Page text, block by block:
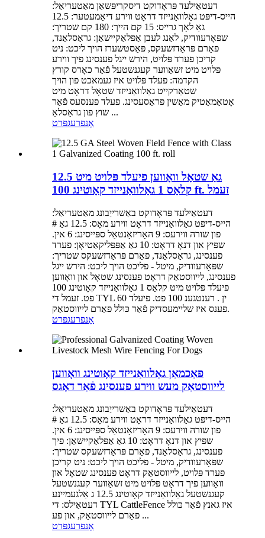
דעטאַילעד פּראָדוקט דיסקריפּשאַן מאַטעריאַל:
הייס-דיפּט גאַלוואַנייזד דראָט ווירע דיאַמעטער: 12.5
גאַ לאָך גרייס: 15 קם הייך: 180 קם שטריך:
שפּאָרעוודיק, לאַנג לעבן אַפּלאַקיישאַן: גראַסלאַנד,
פאַרם פּראַדזשעקס, פּאַסטשערז הויך ליכט: ניט
קריכן פערד פּלויט, הירש ייגל פענסינג פיך ווירע
פּלויט מיט זשאַווער קעגנשטעל פֿאַר כאָרס קורץ
הקדמה: פעלד פּלויט איז געמאכט פון הויך
שטאַרקייט גאַלוואַנייזד שטאָל דראָט מיט
אָטאַמאַטיק מאַשין פּראַסעסינג. פעלד פענסעס פֿאַר
שוץ פון גראַסלאַ ...
אָנפרעגפּרט
12.5 גאַ שטאָל וואָווען פיעלד פּלויט מיט
קלאַס 1 גאַלוואַנייזד קאָוטינג 100 ft. זעמל
דעטאַילעד פּראָדוקט באַשרייַבונג מאַטעריאַל:
הייס-דיפּט גאַלוואַנייזד דראָט ווירע מאָס: 12.5 גאַ #
פון שורה ווירעס: 9 האָריזאָנטאַל ספּייסינג: 6 אין.
שפּיץ און דנאָ דראָט: 10 גאַ אַפּפּליקאַטיאָן: פערד
פענסינג, גראַסלאַנד, פאַרם פּראַדזשעקס שטריך:
שפּאָרעוודיק, מיטל - פליכט הויך ליכט: הירש ייגל
פענסינג, לייווסטאַק דראָט פענסינג שטאָל און וואָווען
פיעלד פּלויט מיט קלאַס 1 גאַלוואַנייזד קאָוטינג 100
פט. זעמל די TYL 60 ין . רענטגענ 100 פט. פיעלד
פענס איז שליימעסדיק פֿאַר כּולל פאַרם לייווסטאַק.
אָנפרעגפּרט
פאַכמאַן גאַלוואַנייזד קאָוטינג וואָווען
לייווסטאַק מעש ווירע פענסינג פֿאַר דאָגס
דעטאַילעד פּראָדוקט באַשרייַבונג מאַטעריאַל:
הייס-דיפּט גאַלוואַנייזד דראָט ווירע מאָס: 12.5 גאַ #
פון שורה ווירעס: 9 האָריזאָנטאַל ספּייסינג: 6 אין.
שפּיץ און דנאָ דראָט: 10 גאַ אַפּלאַקיישאַן: פיך
פענסינג, גראַסלאַנד, פאַרם פּראַדזשעקס שטריך:
שפּאָרעוודיק, מיטל - פליכט הויך ליכט: ניט קריכן
פערד פּלויט, לייווסטאַק דראָט פענסינג שטאָל און
וואָווען פיך דראָט פּלויט מיט זשאַווער קעגנשטעל
קעגנשטעל גאַלוואַנייזד קאָוטינג 12.5 ג אַלגעמיינע
דעטאַילס: די TYL CattleFence איז גאנץ פֿאַר כּולל
פאַרם לייווסטאַק, און פע ...
אָנפרעגפּרט